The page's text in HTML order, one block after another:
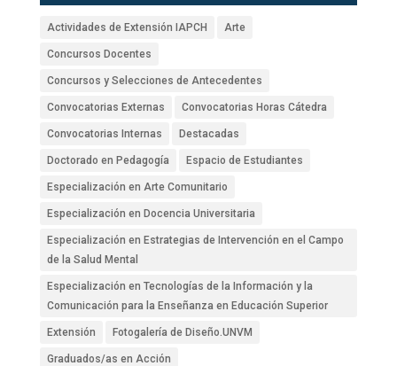
Actividades de Extensión IAPCH Arte
Concursos Docentes
Concursos y Selecciones de Antecedentes
Convocatorias Externas Convocatorias Horas Cátedra
Convocatorias Internas Destacadas
Doctorado en Pedagogía Espacio de Estudiantes
Especialización en Arte Comunitario
Especialización en Docencia Universitaria
Especialización en Estrategias de Intervención en el Campo
de la Salud Mental
Especialización en Tecnologías de la Información y la
Comunicación para la Enseñanza en Educación Superior
Extensión Fotogalería de Diseño.UNVM
Graduados/as en Acción